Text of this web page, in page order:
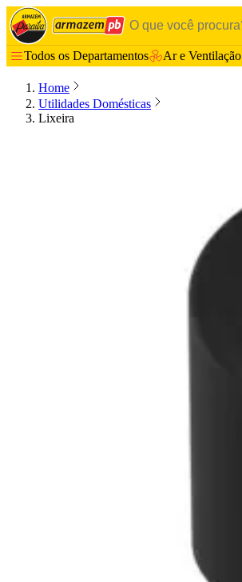
Todos os Departamentos Ar e Ventilação
Home
Utilidades Domésticas
Lixeira